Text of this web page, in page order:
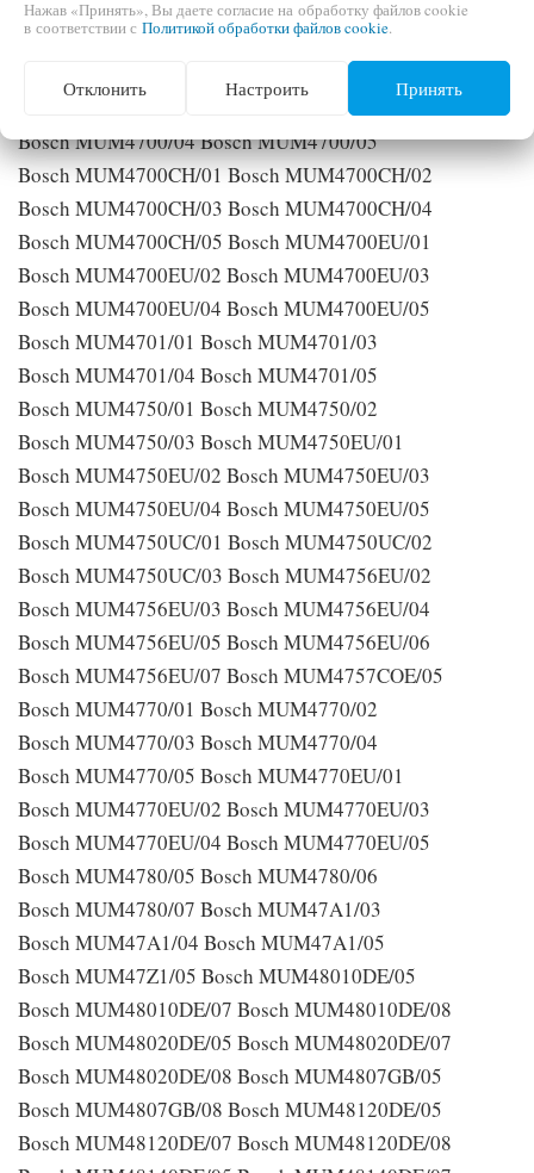
Bosch MUM46R1/03 Bosch MUM46R1/04
Bosch MUM46R1/05 Bosch MUM46ZA/02
Bosch MUM46ZA/03 Bosch MUM4700/01
Bosch MUM4700/02 Bosch MUM4700/03
Bosch MUM4700/04 Bosch MUM4700/05
Bosch MUM4700CH/01 Bosch MUM4700CH/02
Bosch MUM4700CH/03 Bosch MUM4700CH/04
Bosch MUM4700CH/05 Bosch MUM4700EU/01
Bosch MUM4700EU/02 Bosch MUM4700EU/03
Bosch MUM4700EU/04 Bosch MUM4700EU/05
Bosch MUM4701/01 Bosch MUM4701/03
Bosch MUM4701/04 Bosch MUM4701/05
Bosch MUM4750/01 Bosch MUM4750/02
Bosch MUM4750/03 Bosch MUM4750EU/01
Bosch MUM4750EU/02 Bosch MUM4750EU/03
Bosch MUM4750EU/04 Bosch MUM4750EU/05
Bosch MUM4750UC/01 Bosch MUM4750UC/02
Bosch MUM4750UC/03 Bosch MUM4756EU/02
Bosch MUM4756EU/03 Bosch MUM4756EU/04
Bosch MUM4756EU/05 Bosch MUM4756EU/06
Bosch MUM4756EU/07 Bosch MUM4757COE/05
Bosch MUM4770/01 Bosch MUM4770/02
Bosch MUM4770/03 Bosch MUM4770/04
Bosch MUM4770/05 Bosch MUM4770EU/01
Bosch MUM4770EU/02 Bosch MUM4770EU/03
Bosch MUM4770EU/04 Bosch MUM4770EU/05
Bosch MUM4780/05 Bosch MUM4780/06
Bosch MUM4780/07 Bosch MUM47A1/03
Bosch MUM47A1/04 Bosch MUM47A1/05
Bosch MUM47Z1/05 Bosch MUM48010DE/05
Bosch MUM48010DE/07 Bosch MUM48010DE/08
Bosch MUM48020DE/05 Bosch MUM48020DE/07
Bosch MUM48020DE/08 Bosch MUM4807GB/05
Bosch MUM4807GB/08 Bosch MUM48120DE/05
Bosch MUM48120DE/07 Bosch MUM48120DE/08
Нажав «Принять», Вы даете согласие на обработку файлов cookie
в соответствии с Политикой обработки файлов cookie.
Отклонить Настроить Принять